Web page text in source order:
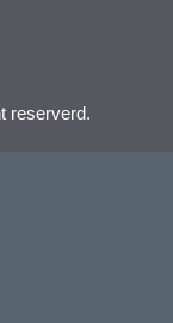
reserverd.